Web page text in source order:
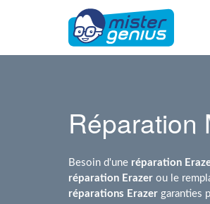
Réparation
Besoin d'une réparation
réparation Erazer ou le
réparations Erazer garanties